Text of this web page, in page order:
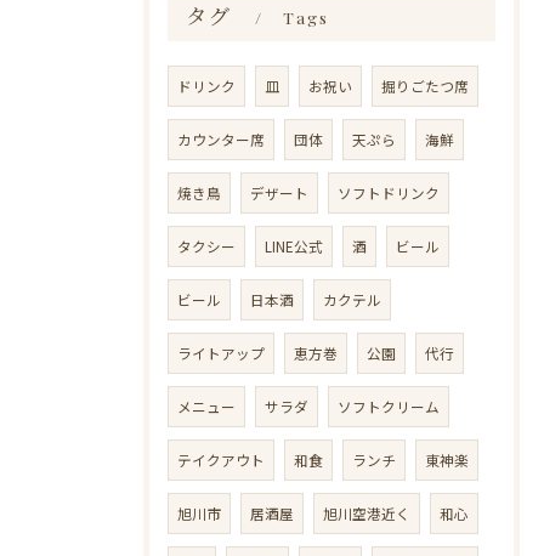
タグ Tags
ドリンク 皿 お祝い 掘りごたつ席
カウンター席 団体 天ぷら 海鮮
焼き鳥 デザート ソフトドリンク
タクシー LINE公式 酒 ビール
ビール 日本酒 カクテル
ライトアップ 恵方巻 公園 代行
メニュー サラダ ソフトクリーム
テイクアウト 和食 ランチ 東神楽
旭川市 居酒屋 旭川空港近く 和心